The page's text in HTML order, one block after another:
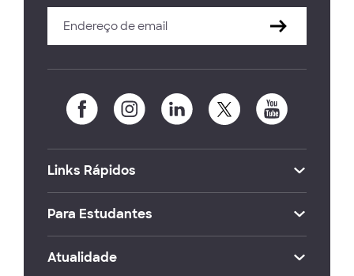
Links Rápidos
Para Estudantes
Atualidade